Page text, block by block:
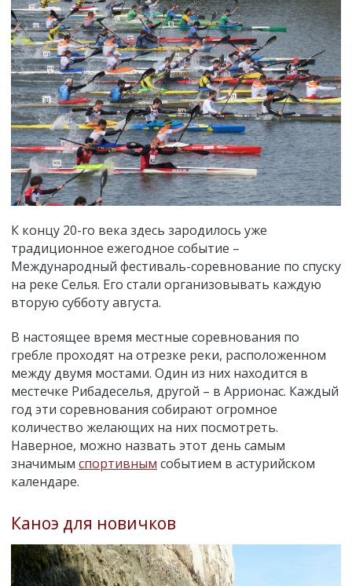
К концу 20-го века здесь зародилось уже
традиционное ежегодное событие –
Международный фестиваль-соревнование по спуску
на реке Селья. Его стали организовывать каждую
вторую субботу августа.
В настоящее время местные соревнования по
гребле проходят на отрезке реки, расположенном
между двумя мостами. Один из них находится в
местечке Рибадеселья, другой – в Аррионас. Каждый
год эти соревнования собирают огромное
количество желающих на них посмотреть.
Наверное, можно назвать этот день самым
значимым спортивным событием в астурийском
календаре.
Каноэ для новичков